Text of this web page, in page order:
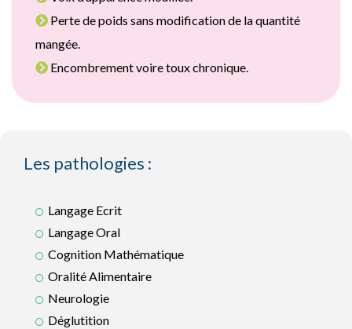
Perte de poids sans modification de la quantité
mangée.
Encombrement voire toux chronique.
Les pathologies :
Langage Ecrit
Langage Oral
Cognition Mathématique
Oralité Alimentaire
Neurologie
Déglutition